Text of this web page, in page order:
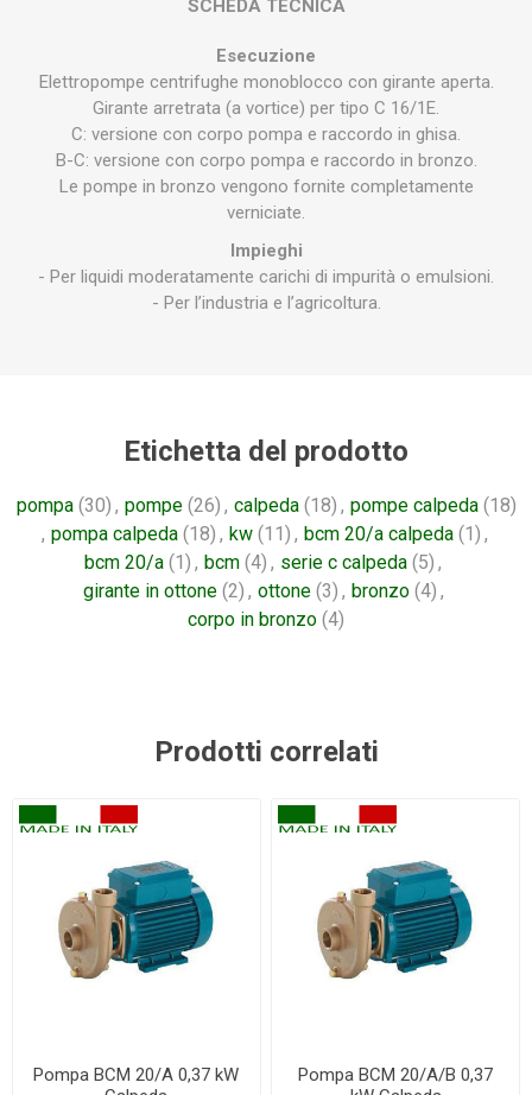
SCHEDA TECNICA
Esecuzione
Elettropompe centrifughe monoblocco con girante aperta.
Girante arretrata (a vortice) per tipo C 16/1E.
C: versione con corpo pompa e raccordo in ghisa.
B-C: versione con corpo pompa e raccordo in bronzo.
Le pompe in bronzo vengono fornite completamente
verniciate.
Impieghi
- Per liquidi moderatamente carichi di impurità o emulsioni.
- Per l’industria e l’agricoltura.
Etichetta del prodotto
pompa (30) , pompe (26) , calpeda (18) , pompe calpeda (18)
, pompa calpeda (18) , kw (11) , bcm 20/a calpeda (1) ,
bcm 20/a (1) , bcm (4) , serie c calpeda (5) ,
girante in ottone (2) , ottone (3) , bronzo (4) ,
corpo in bronzo (4)
Prodotti correlati
Pompa BCM 20/A 0,37 kW
Pompa BCM 20/A/B 0,37